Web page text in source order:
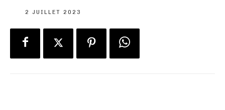
2 JUILLET 2023